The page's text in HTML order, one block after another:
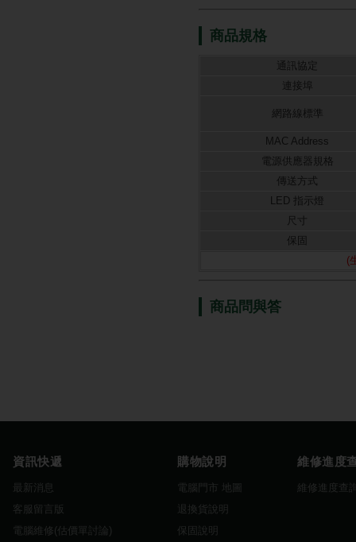
商品規格
通訊協定
連接埠
網路線標準
MAC Address
電源供應器規格
傳送方式
LED 指示燈
尺寸
保固
(
商品問與答
資訊快遞
最新消息
客服留言版
電腦維修(估價單討論)
購物說明
電腦門市 地圖
退換貨說明
保固說明
維修進度
維修進度查